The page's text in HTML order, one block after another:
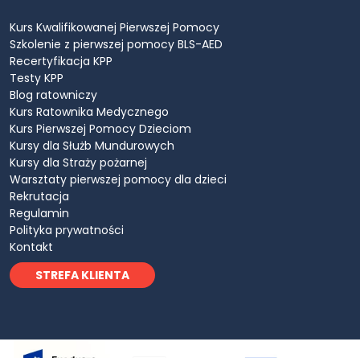
Kurs Kwalifikowanej Pierwszej Pomocy
Szkolenie z pierwszej pomocy BLS-AED
Recertyfikacja KPP
Testy KPP
Blog ratowniczy
Kurs Ratownika Medycznego
Kurs Pierwszej Pomocy Dzieciom
Kursy dla Służb Mundurowych
Kursy dla Straży pożarnej
Warsztaty pierwszej pomocy dla dzieci
Rekrutacja
Regulamin
Polityka prywatności
Kontakt
STREFA KLIENTA